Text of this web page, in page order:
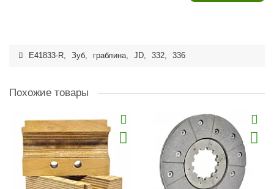
E41833-R, Зуб, граблина, JD, 332, 336
Похожие товары